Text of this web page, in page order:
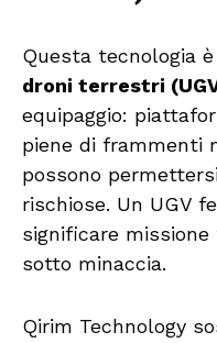
Questa tecnologia
droni terrestri
equipaggio:
piene di frammenti
possono
rischiose. Un UGV
significare
sotto minaccia.
Qirim Technology